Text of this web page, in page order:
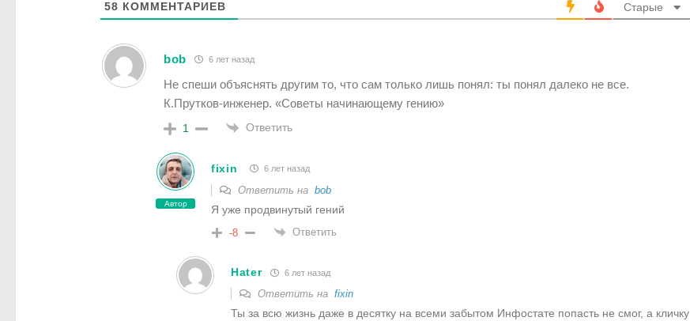
58 КОММЕНТАРИЕВ Старые
bob 6 лет назад
Не спеши объяснять другим то, что сам только лишь понял: ты понял далеко не все.
К.Прутков-инженер. «Советы начинающему гению»
1 Ответить
Автор
fixin 6 лет назад
Ответить на bob
Я уже продвинутый гений
-8 Ответить
Hater 6 лет назад
Ответить на fixin
Ты за всю жизнь даже в десятку на всеми забытом Инфостате попасть не смог, а кличку